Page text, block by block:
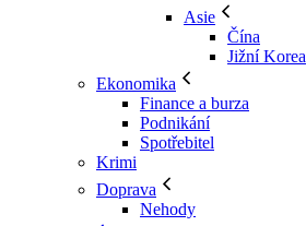
Asie
Čína
Jižní Korea
Ekonomika
Finance a burza
Podnikání
Spotřebitel
Krimi
Doprava
Nehody